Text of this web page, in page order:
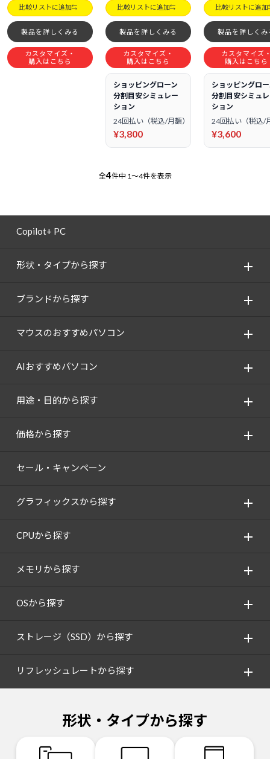
比較リストに追加
製品を詳しくみる
カスタマイズ・
購入はこちら
比較リストに追加
製品を詳しくみる
カスタマイズ・
購入はこちら
ショッピングローン
分割目安シミュレー
ション
24回払い（税込/月額）
¥3,800
比較リストに追加
製品を詳しくみ
カスタマイズ
購入はこちら
ショッピングロ
分割目安シミュ
ション
24回払い（税込/
¥3,600
全4件中 1～4件を表示
Copilot+ PC
形状・タイプから探す
ブランドから探す
マウスのおすすめパソコン
AIおすすめパソコン
用途・目的から探す
価格から探す
セール・キャンペーン
グラフィックスから探す
CPUから探す
メモリから探す
OSから探す
ストレージ（SSD）から探す
リフレッシュレートから探す
形状・タイプから探す